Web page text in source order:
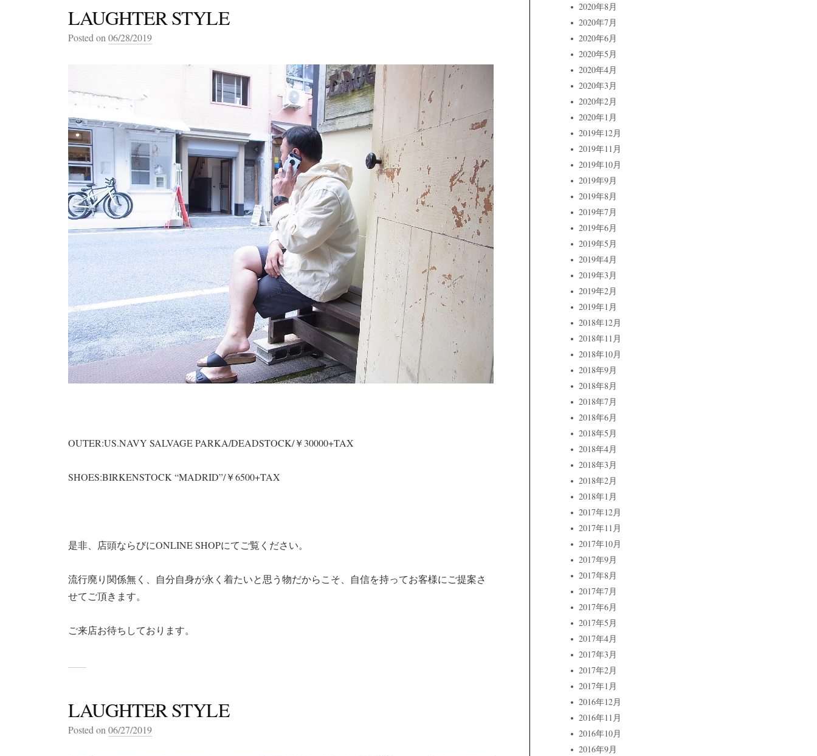
LAUGHTER STYLE
Posted on 06/28/2019
OUTER:US.NAVY SALVAGE PARKA/DEADSTOCK/￥30000+TAX
SHOES:BIRKENSTOCK “MADRID”/￥6500+TAX
是非、店頭ならびにONLINE SHOPにてご覧ください。
流行廃り関係無く、自分自身が永く着たいと思う物だからこそ、自信を持ってお客様にご提案さ
せてご頂きます。
ご来店お待ちしております。
LAUGHTER STYLE
Posted on 06/27/2019
2020年8月
2020年7月
2020年6月
2020年5月
2020年4月
2020年3月
2020年2月
2020年1月
2019年12月
2019年11月
2019年10月
2019年9月
2019年8月
2019年7月
2019年6月
2019年5月
2019年4月
2019年3月
2019年2月
2019年1月
2018年12月
2018年11月
2018年10月
2018年9月
2018年8月
2018年7月
2018年6月
2018年5月
2018年4月
2018年3月
2018年2月
2018年1月
2017年12月
2017年11月
2017年10月
2017年9月
2017年8月
2017年7月
2017年6月
2017年5月
2017年4月
2017年3月
2017年2月
2017年1月
2016年12月
2016年11月
2016年10月
2016年9月